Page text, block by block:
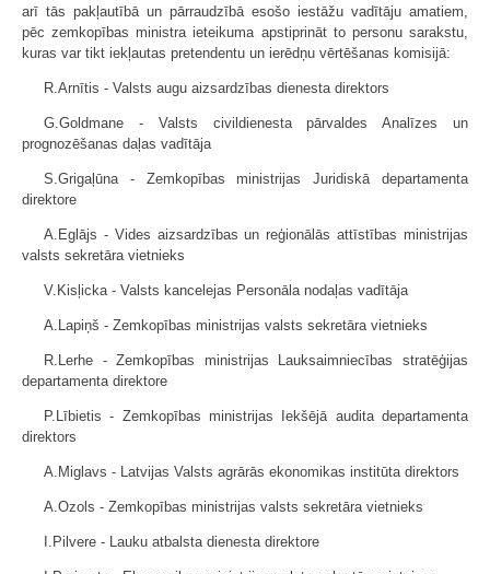
arī tās pakļautībā un pārraudzībā esošo iestāžu vadītāju amatiem,
pēc zemkopības ministra ieteikuma apstiprināt to personu sarakstu,
kuras var tikt iekļautas pretendentu un ierēdņu vērtēšanas komisijā:
R.Arnītis - Valsts augu aizsardzības dienesta direktors
G.Goldmane - Valsts civildienesta pārvaldes Analīzes un
prognozēšanas daļas vadītāja
S.Grigaļūna - Zemkopības ministrijas Juridiskā departamenta
direktore
A.Eglājs - Vides aizsardzības un reģionālās attīstības ministrijas
valsts sekretāra vietnieks
V.Kisļicka - Valsts kancelejas Personāla nodaļas vadītāja
A.Lapiņš - Zemkopības ministrijas valsts sekretāra vietnieks
R.Lerhe - Zemkopības ministrijas Lauksaimniecības stratēģijas
departamenta direktore
P.Lībietis - Zemkopības ministrijas Iekšējā audita departamenta
direktors
A.Miglavs - Latvijas Valsts agrārās ekonomikas institūta direktors
A.Ozols - Zemkopības ministrijas valsts sekretāra vietnieks
I.Pilvere - Lauku atbalsta dienesta direktore